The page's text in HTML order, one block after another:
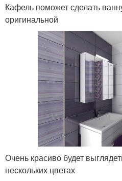
Кафель поможет сделать
оригинальной
Очень красиво будет
нескольких цветах